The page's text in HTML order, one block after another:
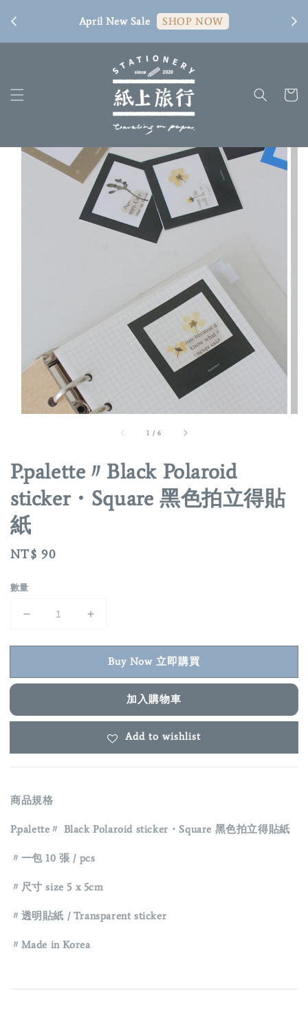
April New Sale SHOP NOW
1 /6
P.palette〃Black Polaroid
sticker・Square 黑色拍立得貼
紙
Regular
NT$ 90
數量
Buy Now 立即購買
加入購物車
Add to wishlist
商品規格
P.palette〃 Black Polaroid sticker・Square 黑色拍立得貼紙
〃一包 10 張 / pcs
〃尺寸 size 5 x 5cm
〃透明貼紙 / Transparent sticker
〃Made in Korea